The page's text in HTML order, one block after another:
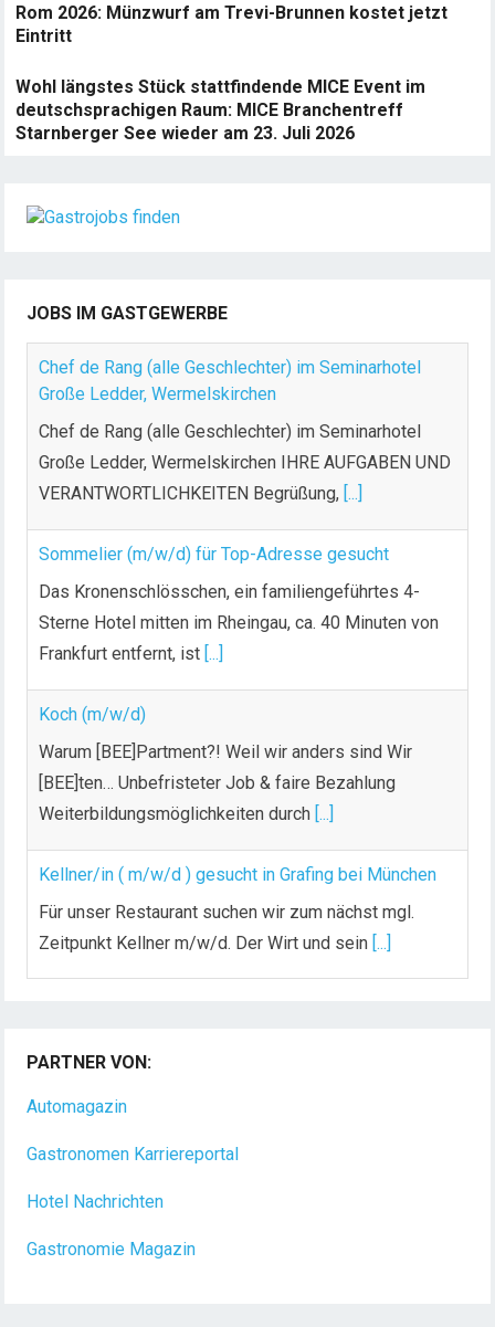
Rom 2026: Münzwurf am Trevi-Brunnen kostet jetzt
Eintritt
Wohl längstes Stück stattfindende MICE Event im
deutschsprachigen Raum: MICE Branchentreff
Starnberger See wieder am 23. Juli 2026
JOBS IM GASTGEWERBE
Chef de Rang (alle Geschlechter) im Seminarhotel
Große Ledder, Wermelskirchen
Chef de Rang (alle Geschlechter) im Seminarhotel
Große Ledder, Wermelskirchen IHRE AUFGABEN UND
VERANTWORTLICHKEITEN Begrüßung, [...]
Sommelier (m/w/d) für Top-Adresse gesucht
Das Kronenschlösschen, ein familiengeführtes 4-
Sterne Hotel mitten im Rheingau, ca. 40 Minuten von
Frankfurt entfernt, ist [...]
Koch (m/w/d)
Warum [BEE]Partment?! Weil wir anders sind Wir
[BEE]ten… Unbefristeter Job & faire Bezahlung
Weiterbildungsmöglichkeiten durch [...]
Kellner/in ( m/w/d ) gesucht in Grafing bei München
Für unser Restaurant suchen wir zum nächst mgl.
Zeitpunkt Kellner m/w/d. Der Wirt und sein [...]
Dein Arbeitsplatz mit Urlaubsfeeling Chef de Rang
(m/w/d) Du bist Gastgeber aus Leidenschaft und
PARTNER VON:
Automagazin
Gastronomen Karriereportal
Hotel Nachrichten
Gastronomie Magazin